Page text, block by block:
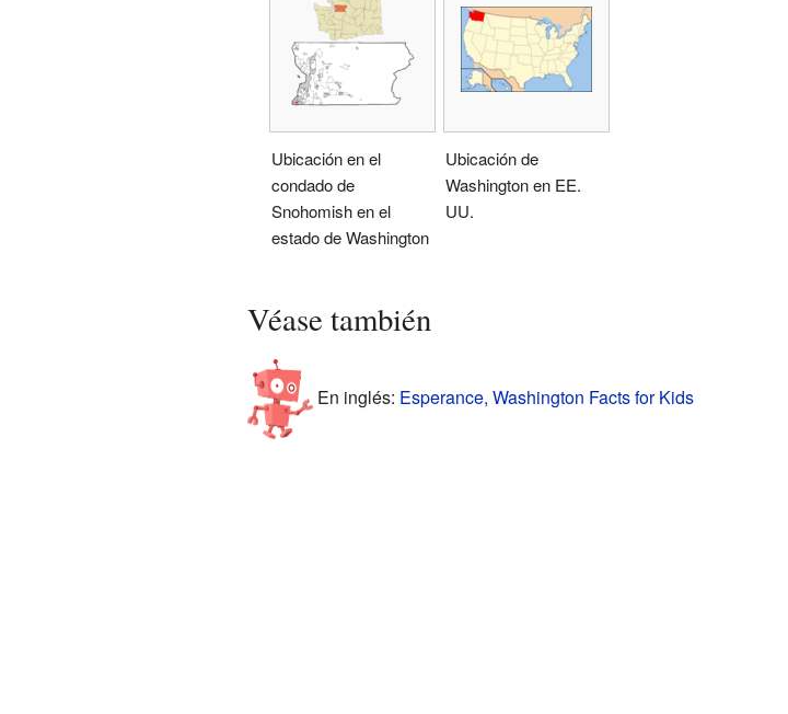
Ubicación en el
condado de
Snohomish en el
estado de Washington
Ubicación de
Washington en EE.
UU.
Véase también
En inglés: Esperance, Washington Facts for Kids